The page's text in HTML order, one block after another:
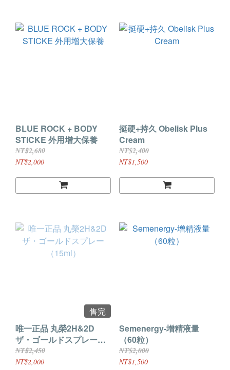
BLUE ROCK + BODY
STICKE 外用增大保養
NT$2,680
NT$2,000
挺硬+持久 Obelisk Plus
Cream
NT$2,400
NT$1,500
售完
唯一正品 丸榮2H&2D
ザ・ゴールドスプレー
（15ml）
NT$2,450
NT$2,000
Semenergy-增精液量
（60粒）
NT$2,000
NT$1,500